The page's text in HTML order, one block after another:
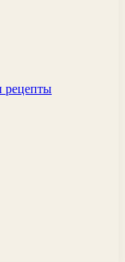
рецепты